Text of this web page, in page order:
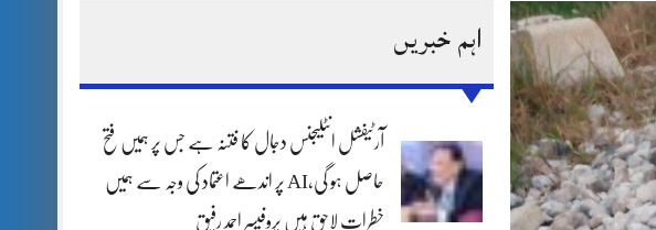
اہم خبریں
آرٹیفشل انٹلیجنس دجال کا فتنہ ہے جس پر ہمیں فتح
حاصل ہو گی،AI پر اندھے اعتماد کی وجہ سے ہمیں
خطرات لاحق ہیں پروفیسر احمد رفیق